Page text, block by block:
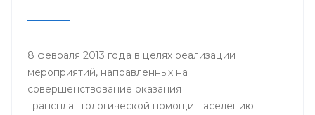
8 февраля 2013 года в целях реализации
мероприятий, направленных на
совершенствование оказания
трансплантологической помощи населению